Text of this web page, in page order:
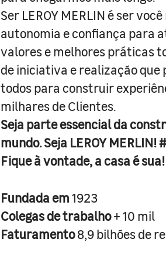
Ser LEROY MERLIN é ser
autonomia e confiança para
valores e melhores práticas
de iniciativa e realização
todos para construir
milhares de Clientes.
Seja parte essencial da
mundo. Seja LEROY
Fique à vontade, a casa é sua!
Fundada em1923
Colegas de trabalho+ 10 mil
Faturamento8,9 bilhões de